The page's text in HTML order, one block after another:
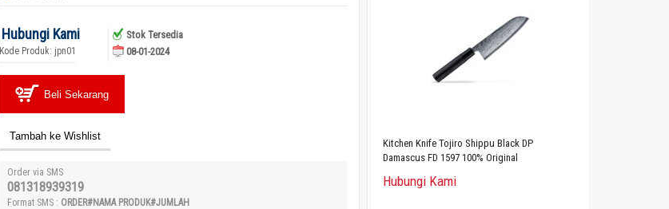
Hubungi Kami
Kode Produk: jpn01
Stok Tersedia
08-01-2024
Beli Sekarang
Tambah ke Wishlist
Order via SMS
081318939319
Format SMS : ORDER#NAMA PRODUK#JUMLAH
Kitchen Knife Tojiro Shippu Black DP
Damascus FD 1597 100% Original
Hubungi Kami